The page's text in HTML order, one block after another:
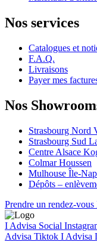
Nos services
Catalogues et
F.A.Q.
Livraisons
Payer mes
Nos
Strasbourg Nord
Strasbourg Sud
Centre Alsace
Colmar Houssen
Mulhouse Île-
Dépôts –
Prendre un rendez-vous
I Advisa Social
Advisa Tiktok I Advisa